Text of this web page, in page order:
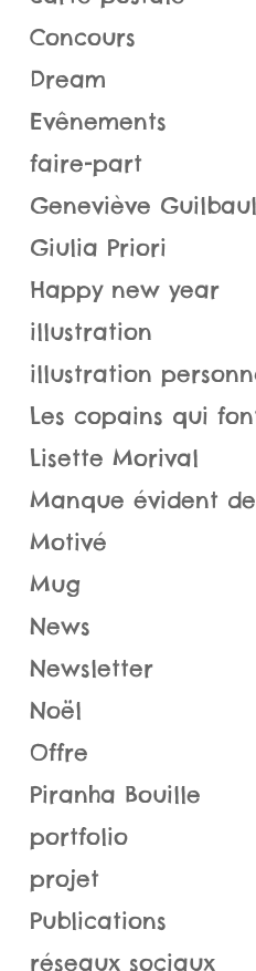
Concours
Dream
Evênements
faire-part
Geneviève
Giulia Priori
Happy new year
illustration
illustration
Les copains qui
Lisette Morival
Manque évident
Motivé
Mug
News
Newsletter
Noël
Offre
Piranha Bouille
portfolio
projet
Publications
réseaux sociaux